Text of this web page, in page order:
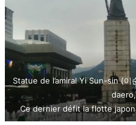
Statue de l’amiral Yi Sun-sin (
Ce dernier défit la flotte